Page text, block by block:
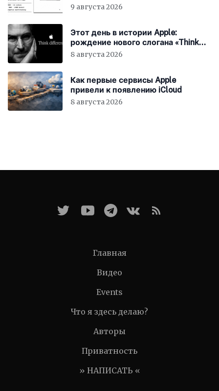
9 августа 2026
Этот день в истории Apple:
рождение нового слогана «Think
Different»
8 августа 2026
Как первые сервисы Apple
привели к появлению iCloud
8 августа 2026
Главная
Видео
Events
Что я здесь делаю?
Авторы
Приватность
» НАПИСАТЬ «